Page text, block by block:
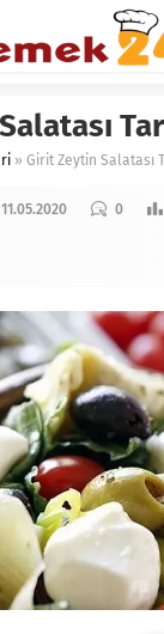
» Girit Zeytin Salatası
11.05.2020 0